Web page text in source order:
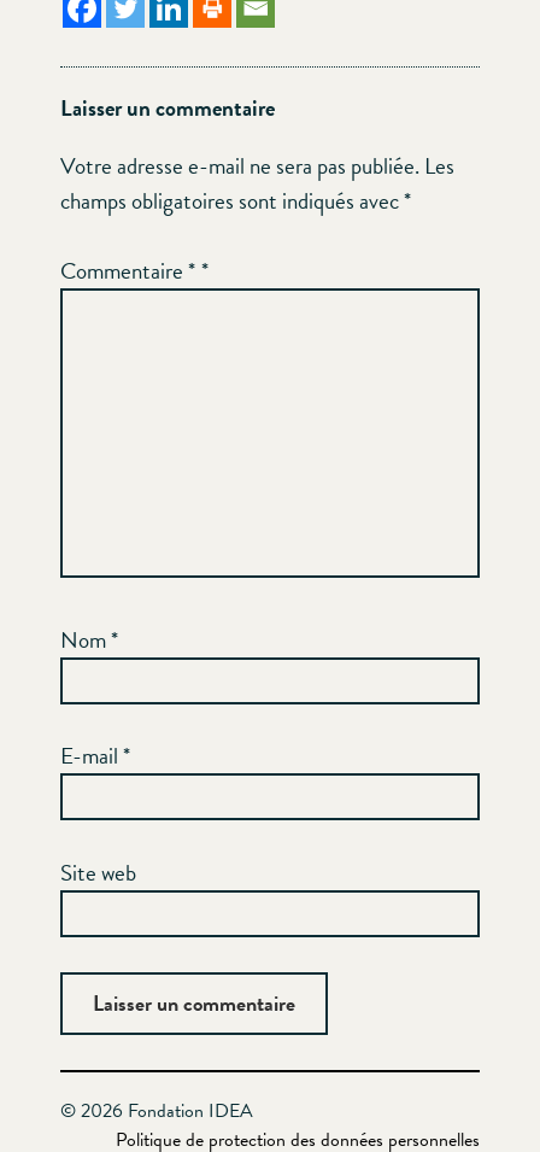
Laisser un commentaire
Votre adresse e-mail ne sera pas publiée. Les
champs obligatoires sont indiqués avec*
Commentaire*
Nom*
E-mail*
Site web
© 2026 Fondation IDEA
Politique de protection des données personnelles